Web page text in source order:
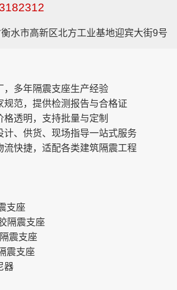
水市高新区北方工业基地迎宾大街9号
，多年隔震支座生产经验
规范，提供检测报告与合格证
格透明，支持批量与定制
计、供货、现场指导一站式服务
流快捷，适配各类建筑隔震工程
支座
隔震支座
震支座
震支座
器